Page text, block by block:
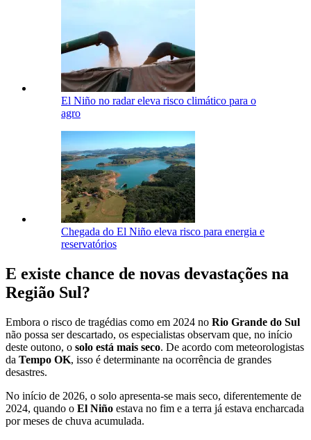
El Niño no radar eleva risco climático para o
agro
Chegada do El Niño eleva risco para energia e
reservatórios
E existe chance de novas devastações na
Região Sul?
Embora o risco de tragédias como em 2024 no Rio Grande do Sul
não possa ser descartado, os especialistas observam que, no início
deste outono, o solo está mais seco. De acordo com meteorologistas
da Tempo OK, isso é determinante na ocorrência de grandes
desastres.
No início de 2026, o solo apresenta-se mais seco, diferentemente de
2024, quando o El Niño estava no fim e a terra já estava encharcada
por meses de chuva acumulada.